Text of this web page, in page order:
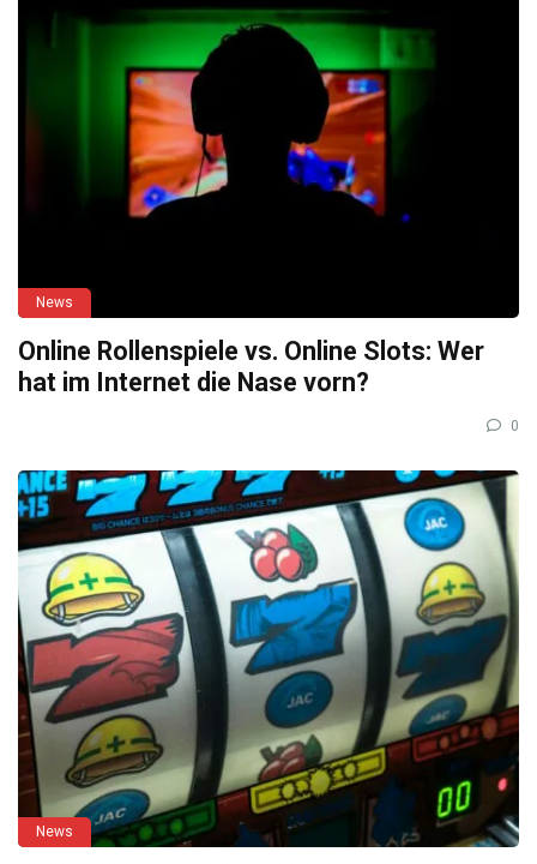
News
Online Rollenspiele vs. Online Slots: Wer
hat im Internet die Nase vorn?
0
News